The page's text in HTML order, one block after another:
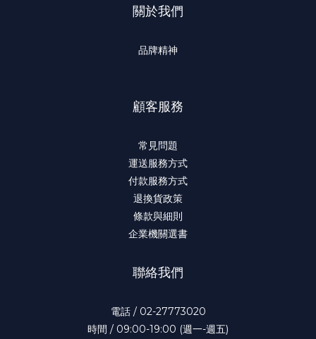
關於我們
品牌精神
顧客服務
常見問題
運送服務方式
付款服務方式
退換貨政策
條款與細則
企業機關選書
聯絡我們
電話 / 02-27773020
時間 / 09:00-19:00 (週一-週五)